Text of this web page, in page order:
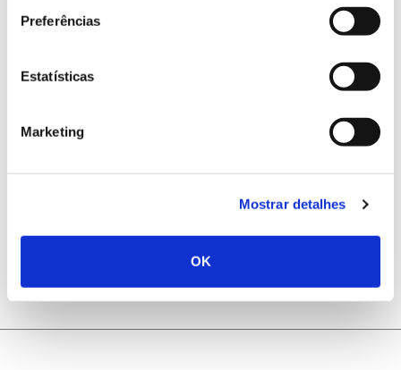
Preferências
Estatísticas
Marketing
Mostrar detalhes
OK